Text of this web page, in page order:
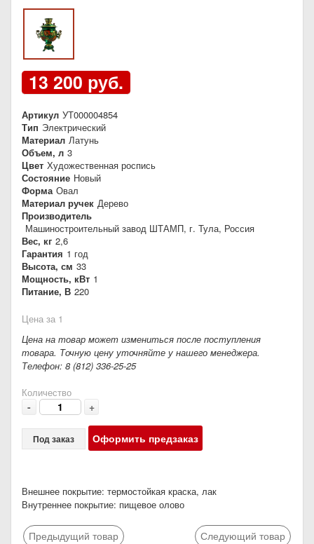
13 200 руб.
Артикул УТ000004854
Тип Электрический
Материал Латунь
Объем, л 3
Цвет Художественная роспись
Состояние Новый
Форма Овал
Материал ручек Дерево
Производитель
Машиностроительный завод ШТАМП, г. Тула, Россия
Вес, кг 2,6
Гарантия 1 год
Высота, см 33
Мощность, кВт 1
Питание, В 220
Цена за 1
Цена на товар может измениться после поступления
товара. Точную цену уточняйте у нашего менеджера.
Телефон: 8 (812) 336-25-25
Количество
- +
Под заказ Оформить предзаказ
Внешнее покрытие: термостойкая краска, лак
Внутреннее покрытие: пищевое олово
Предыдущий товар Следующий товар